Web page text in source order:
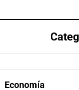
Economía